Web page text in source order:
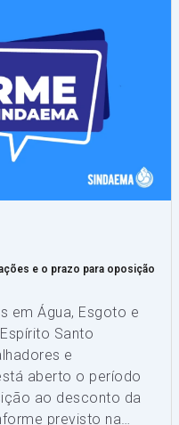
e o prazo para oposição
em Água, Esgoto e
Santo
e
aberto o período
ao desconto da
previsto na